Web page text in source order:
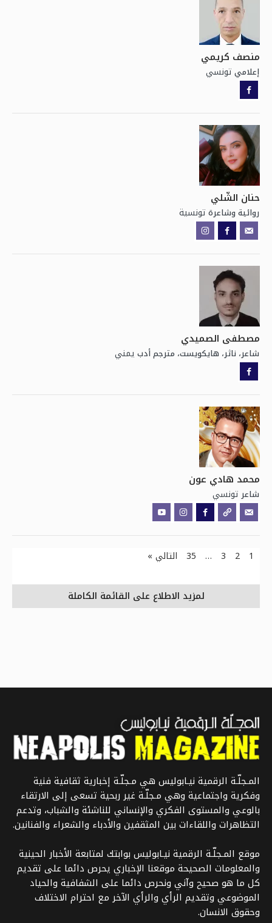
منصف كريمي
إعلامي تونسي
حنان الشّلي
روائية وشاعرة تونسية
مصطفى الصميدي
شاعر، ناثر، هايكويست، مترجم أدب يمني
محمد هادي عون
شاعر تونسي
1
2
3
…
35 التالي »
لمزيد الاطلاع على القائمة الكاملة
المـجلّـة الرقمية نيـابوليس هي مـجلّـة إخبارية ثقافية فنية
وفكرية واجتماعية وهي مـجلّـة غير ربحية تسعى إلى الارتقاء
بالوعي والمستوى الفكري والإنساني للناشئة والشباب، وتدعم
التظاهرات واللقاءات بين المثقفين والأدباء والشعراء والفنانين.
موقع المـجلّـة الرقمية نيـابوليس بوابتك لمتابعة الأخبار الحينية
والمعلومات الصحيحة موقعنا الإخباري يحرص دائما على تقديم
كل ما هو صحيح وآني ونحرص دائما على الشفافية والحياد
الموضوعي وتقديم الرأي والرأي الآخر مع احترام الاختلاف
وحقوق الانسان.